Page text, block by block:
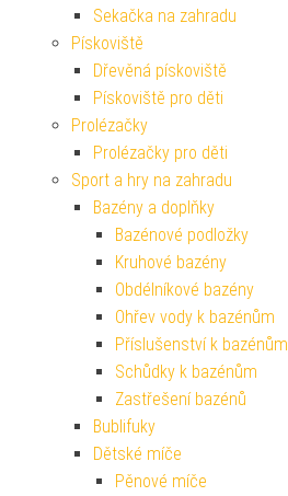
Sekačka na zahradu
Pískoviště
Dřevěná pískoviště
Pískoviště pro děti
Prolézačky
Prolézačky pro děti
Sport a hry na zahradu
Bazény a doplňky
Bazénové podložky
Kruhové bazény
Obdélníkové bazény
Ohřev vody k bazénům
Příslušenství k bazénům
Schůdky k bazénům
Zastřešení bazénů
Bublifuky
Dětské míče
Pěnové míče